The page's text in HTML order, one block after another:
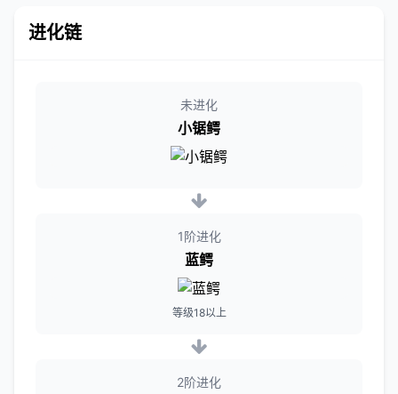
进化链
未进化
小锯鳄
1阶进化
蓝鳄
等级18以上
2阶进化